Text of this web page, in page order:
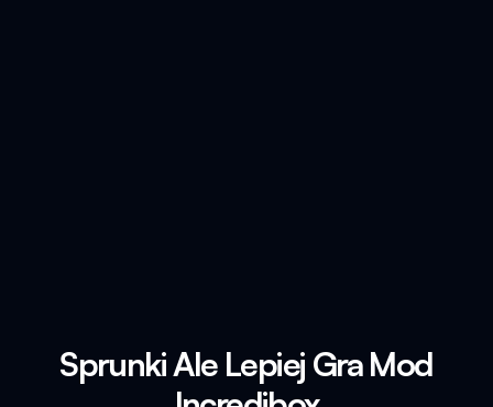
Sprunki Ale Lepiej Gra Mod